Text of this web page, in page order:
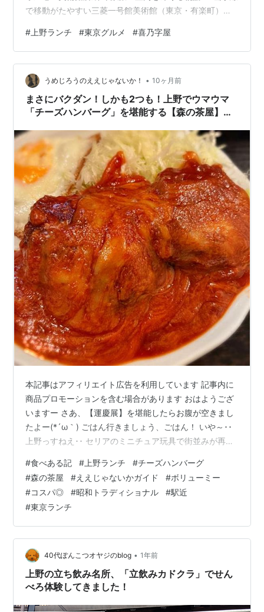
で移動がたやすい三菱一号館美術館（東京・有楽町）と
午後それぞれ観に行きました。 目次： お昼どこで食べ
る〜？ 丸の内の方がお店多そう 遅めのお昼は駅前のさく
らテラスでおひとりさまランチ 舞茸天せいろ 980円也 宮
内庁御用達 栃の木舞茸は高級品！ お蕎麦モーニングもあ
るっ！！ 喜乃字屋は夜も使える蕎麦バル 独特の時代逆行
ルールｗ お昼…
# 上野ランチ #東京グルメ #喜乃字屋
うめじろうのええじゃないか！ • 10ヶ月前
まさにバクダン！しかも2つも！上野でウマウマ
「チーズハンバーグ」を堪能する【森の茶屋】＠
本記事はアフィリエイト広告を利用しています 記事内に
商品プロモーションを含む場合があります おはようござ
いますー さあ、【運慶展】を堪能したらお腹が空きまし
たよー(*´ω｀) ごはん行きましょう、ごはん！ いや～･･
上野っすねえ･･ セリアのミニチュア玩具で街並みが再現
jyanaika.hatenablog.com さて今日のお目当てのお店
は･･･ うはあ(;´Д｀)また並んでるよ･･ あっちもこっちも
どこもかしこも順番待ちの都会の有り様 ♪メシ～を 食い
たがってる 男たちの～お～お 列に並ぶ～のは まっぴら
だぜ～え～え♬ 思わずハマショーの「Bec…
#食べある記 # 上野ランチ #チーズハンバーグ
#森の茶屋 #ええじゃないかガイド #ボリューミー
#コスパ◎ #昭和トラディショナル #駅近
#東京ランチ
40代ぽんこつオヤジのblog • 1年前
上野の立ち飲み名所、「立飲みカドクラ」でせん
べろ体験してきました！